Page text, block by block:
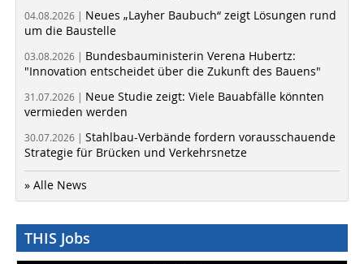
04.08.2026 | Neues „Layher Baubuch“ zeigt Lösungen rund
um die Baustelle
03.08.2026 | Bundesbauministerin Verena Hubertz:
"Innovation entscheidet über die Zukunft des Bauens"
31.07.2026 | Neue Studie zeigt: Viele Bauabfälle könnten
vermieden werden
30.07.2026 | Stahlbau-Verbände fordern vorausschauende
Strategie für Brücken und Verkehrsnetze
» Alle News
THIS Jobs